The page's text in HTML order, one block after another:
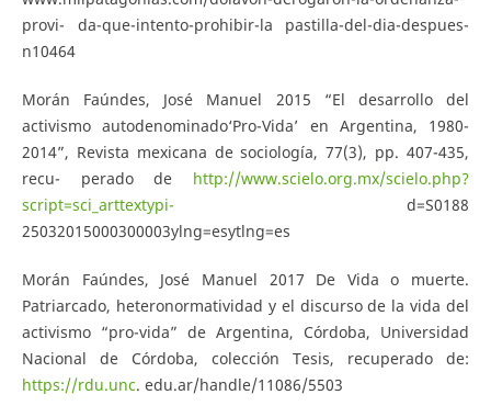
provi- da-que-intento-prohibir-la pastilla-del-dia-despues-
n10464
Morán Faúndes, José Manuel 2015 “El desarrollo del
activismo autodenominado‘Pro-Vida’ en Argentina, 1980-
2014”, Revista mexicana de sociología, 77(3), pp. 407-435,
recu- perado de http://www.scielo.org.mx/scielo.php?
script=sci_arttextypi- d=S0188
25032015000300003ylng=esytlng=es
Morán Faúndes, José Manuel 2017 De Vida o muerte.
Patriarcado, heteronormatividad y el discurso de la vida del
activismo “pro-vida” de Argentina, Córdoba, Universidad
Nacional de Córdoba, colección Tesis, recuperado de:
https://rdu.unc. edu.ar/handle/11086/5503